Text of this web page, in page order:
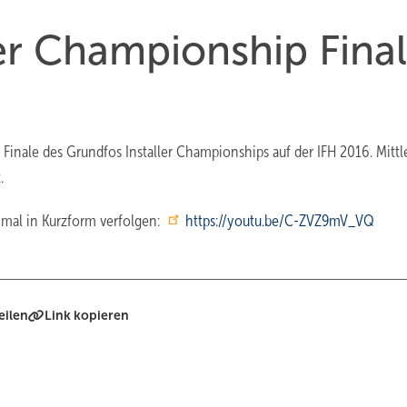
Championship
des Grundfos Installer Championships auf der IFH 2016.
in Kurzform verfolgen: https://youtu.be/C-ZVZ9mV_VQ
Link kopieren